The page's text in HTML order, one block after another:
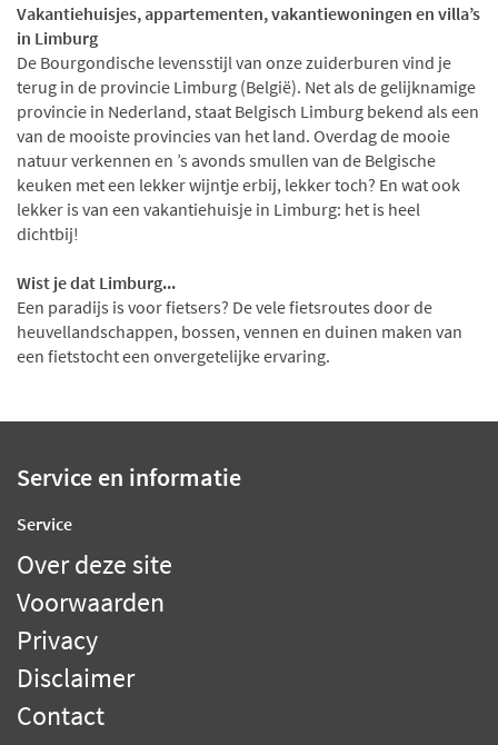
Vakantiehuisjes, appartementen, vakantiewoningen en villa’s
in Limburg
De Bourgondische levensstijl van onze zuiderburen vind je
terug in de provincie Limburg (België). Net als de gelijknamige
provincie in Nederland, staat Belgisch Limburg bekend als een
van de mooiste provincies van het land. Overdag de mooie
natuur verkennen en ’s avonds smullen van de Belgische
keuken met een lekker wijntje erbij, lekker toch? En wat ook
lekker is van een vakantiehuisje in Limburg: het is heel
dichtbij!
Wist je dat Limburg...
Een paradijs is voor fietsers? De vele fietsroutes door de
heuvellandschappen, bossen, vennen en duinen maken van
een fietstocht een onvergetelijke ervaring.
Service en informatie
Service
Over deze site
Voorwaarden
Privacy
Disclaimer
Contact